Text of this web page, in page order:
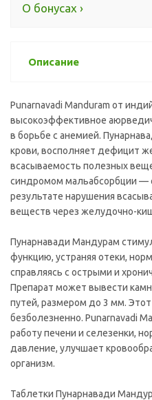
О бонусах ›
Описание
Punarnavadi Manduram от
высокоэффективное
в борьбе с анемией.
крови, восполняет дефицит
всасываемость полезных
синдромом мальабсорбции —
результате нарушения
веществ через желудочно-
Пунарнавади Мандурам
функцию, устраняя отеки,
справляясь с острыми и
Препарат может вывести
путей, размером до 3 мм.
безболезненно. Punarnavadi
работу печени и селезенки,
давление, улучшает
организм.
Таблетки Пунарнавади